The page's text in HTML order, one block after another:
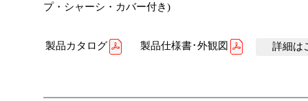
プ・シャーシ・カバー付き)
製品カタログ 製品仕様書･外観図 詳細は